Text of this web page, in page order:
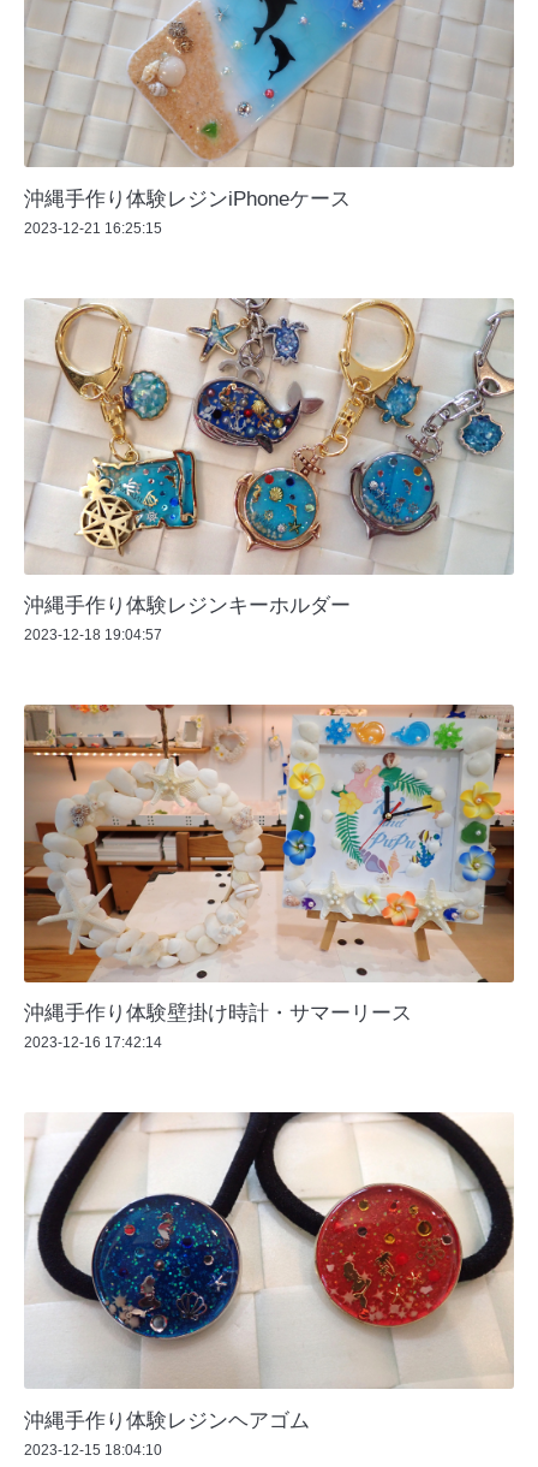
沖縄手作り体験レジンiPhoneケース
2023-12-21 16:25:15
沖縄手作り体験レジンキーホルダー
2023-12-18 19:04:57
沖縄手作り体験壁掛け時計・サマーリース
2023-12-16 17:42:14
沖縄手作り体験レジンヘアゴム
2023-12-15 18:04:10